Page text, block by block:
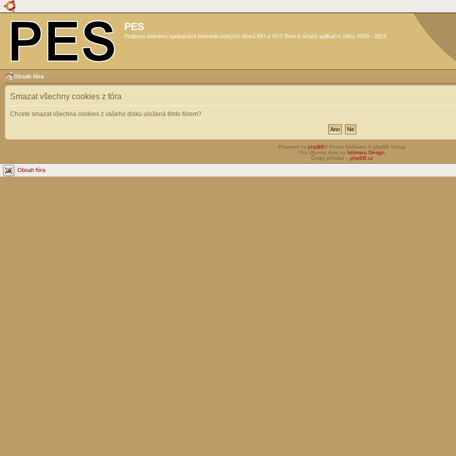
PES
Podpora efektivní spolupráce biomedicínských oborů MU a VUT Brno s účastí aplikační sféry 2009 - 2012
Obsah fóra
Smazat všechny cookies z fóra
Chcete smazat všechna cookies z vašeho disku uložená tímto fórem?
Powered by phpBB® Forum Software © phpBB Group
Pro Ubuntu style by Ishimaru Design
Český překlad – phpBB.cz
Obsah fóra